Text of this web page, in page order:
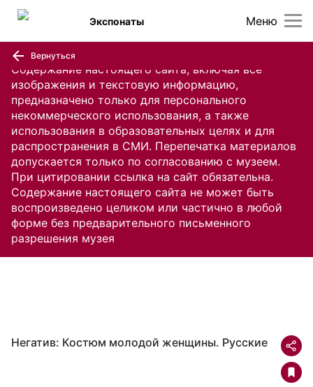
Содержание настоящего сайта, включая все
изображения и текстовую информацию,
предназначено только для персонального
некоммерческого использования, а также
использования в образовательных целях и для
распространения в СМИ. Перепечатка материалов
допускается только по согласованию с музеем.
При цитировании ссылка на сайт обязательна.
Содержание настоящего сайта не может быть
воспроизведено целиком или частично в любой
форме без предварительного письменного
разрешения музея
Меню
Экспонаты
Вернуться
Негатив: Костюм молодой женщины. Русские